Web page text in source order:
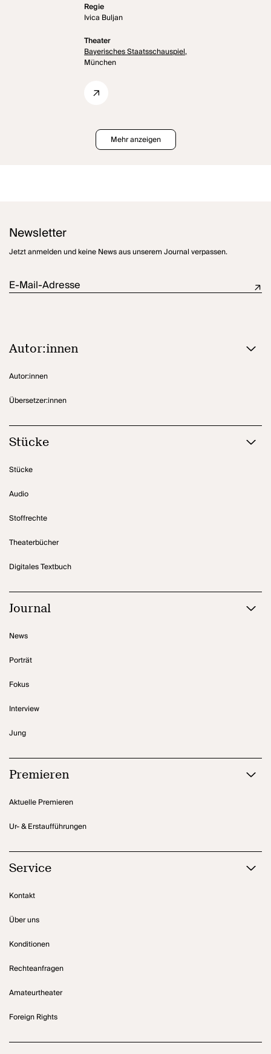
Regie
Ivica Buljan
Theater
Bayerisches Staatsschauspiel,
München
Mehr anzeigen
Newsletter
Jetzt anmelden und keine News aus unserem Journal verpassen.
E-Mail-Adresse
Autor:innen
Autor:innen
Übersetzer:innen
Stücke
Stücke
Audio
Stoffrechte
Theaterbücher
Digitales Textbuch
Journal
News
Porträt
Fokus
Interview
Jung
Premieren
Aktuelle Premieren
Ur- & Erstaufführungen
Service
Kontakt
Über uns
Konditionen
Rechteanfragen
Amateurtheater
Foreign Rights